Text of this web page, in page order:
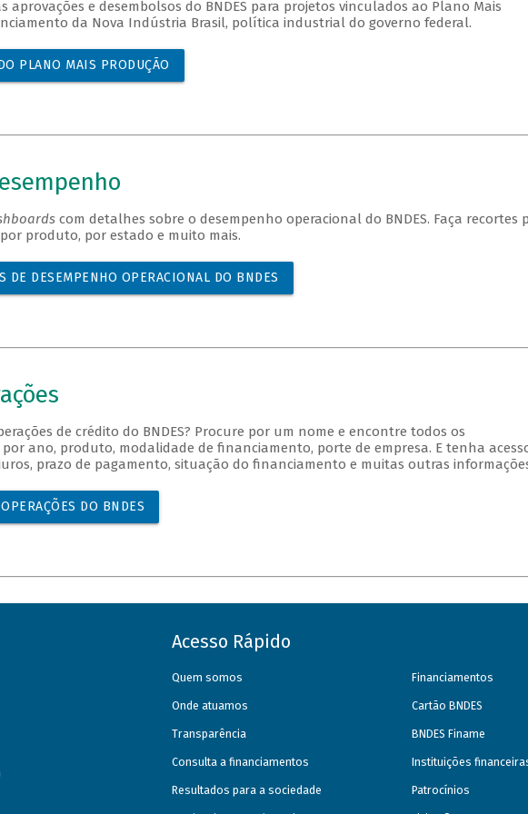
aprovações e desembolsos do BNDES para projetos vinculados ao Plano Mais
da Nova Indústria Brasil, política industrial do governo federal.
PLANO MAIS PRODUÇÃO
com detalhes sobre o desempenho operacional do BNDES. Faça recortes
produto, por estado e muito mais.
DE DESEMPENHO OPERACIONAL DO BNDES
de crédito do BNDES? Procure por um nome e encontre todos os
ano, produto, modalidade de financiamento, porte de empresa. E tenha
prazo de pagamento, situação do financiamento e muitas outras
DO BNDES
Acesso Rápido
Quem somos
Onde atuamos
Transparência
Consulta a financiamentos
Resultados para a sociedade
Financiamentos
Cartão BNDES
BNDES Finame
Instituições
Patrocínios